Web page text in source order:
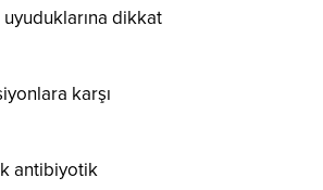
dikkat
karşı
antibiyotik